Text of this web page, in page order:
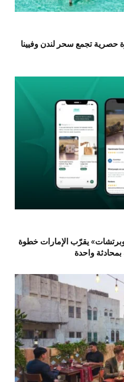
حصرية تجمع سحر لندن وفيينا
يقرّب الإمارات خطوة
بمحادثة واحدة